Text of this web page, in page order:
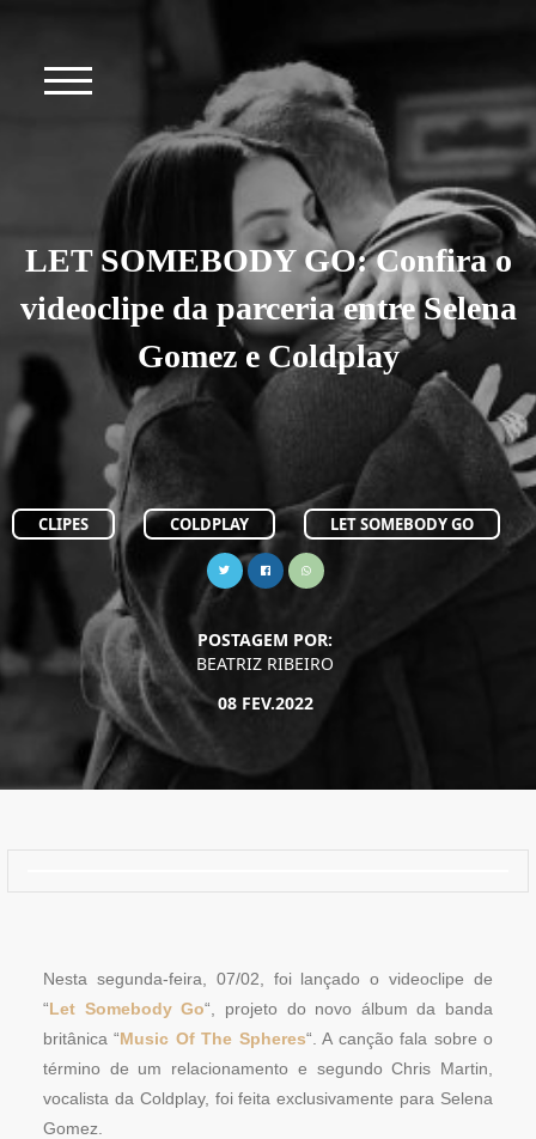
LET SOMEBODY GO: Confira o
videoclipe da parceria entre Selena
Gomez e Coldplay
CLIPES COLDPLAY LET SOMEBODY GO
POSTAGEM POR:
BEATRIZ RIBEIRO
08 FEV.2022
Nesta segunda-feira, 07/02, foi lançado o videoclipe de
“Let Somebody Go“, projeto do novo álbum da banda
britânica “Music Of The Spheres“. A canção fala sobre o
término de um relacionamento e segundo Chris Martin,
vocalista da Coldplay, foi feita exclusivamente para Selena
Gomez.